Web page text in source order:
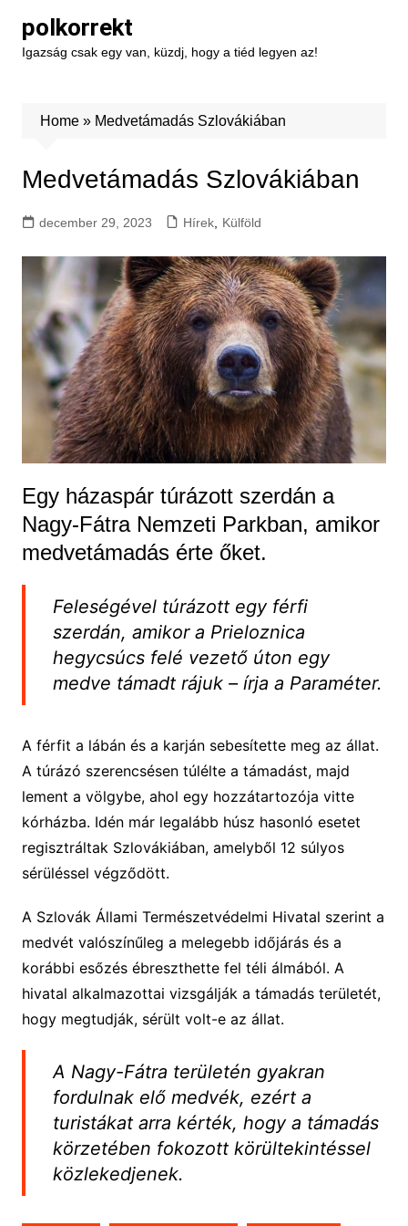
content
polkorrekt
Igazság csak egy van, küzdj, hogy a tiéd legyen az!
Home» Medvetámadás Szlovákiában
Medvetámadás Szlovákiában
december 29, 2023 Hírek, Külföld
Egy házaspár túrázott szerdán a
Nagy-Fátra Nemzeti Parkban, amikor
medvetámadás érte őket.
Feleségével túrázott egy férfi
szerdán, amikor a Prieloznica
hegycsúcs felé vezető úton egy
medve támadt rájuk – írja a Paraméter.
A férfit a lábán és a karján sebesítette meg az állat.
A túrázó szerencsésen túlélte a támadást, majd
lement a völgybe, ahol egy hozzátartozója vitte
kórházba. Idén már legalább húsz hasonló esetet
regisztráltak Szlovákiában, amelyből 12 súlyos
sérüléssel végződött.
A Szlovák Állami Természetvédelmi Hivatal szerint a
medvét valószínűleg a melegebb időjárás és a
korábbi esőzés ébreszthette fel téli álmából. A
hivatal alkalmazottai vizsgálják a támadás területét,
hogy megtudják, sérült volt-e az állat.
A Nagy-Fátra területén gyakran
fordulnak elő medvék, ezért a
turistákat arra kérték, hogy a támadás
körzetében fokozott körültekintéssel
közlekedjenek.